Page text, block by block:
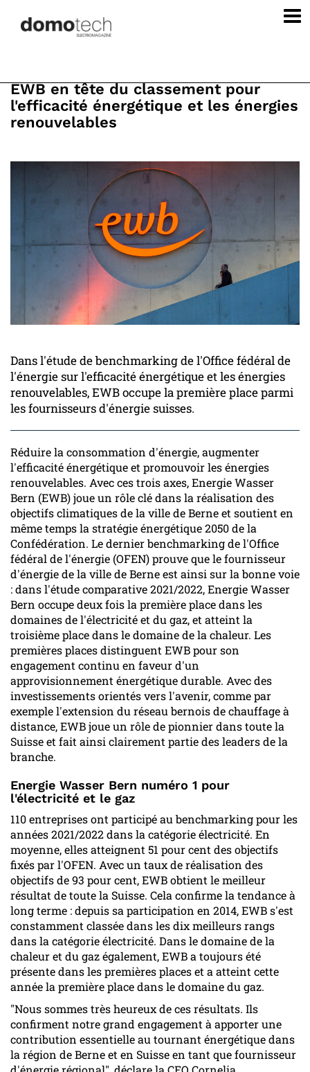
EWB en tête du classement pour
l'efficacité énergétique et les énergies
renouvelables
Dans l'étude de benchmarking de l'Office fédéral de
l'énergie sur l'efficacité énergétique et les énergies
renouvelables, EWB occupe la première place parmi
les fournisseurs d'énergie suisses.
Réduire la consommation d'énergie, augmenter
l'efficacité énergétique et promouvoir les énergies
renouvelables. Avec ces trois axes, Energie Wasser
Bern (EWB) joue un rôle clé dans la réalisation des
objectifs climatiques de la ville de Berne et soutient en
même temps la stratégie énergétique 2050 de la
Confédération. Le dernier benchmarking de l'Office
fédéral de l'énergie (OFEN) prouve que le fournisseur
d'énergie de la ville de Berne est ainsi sur la bonne voie
: dans l'étude comparative 2021/2022, Energie Wasser
Bern occupe deux fois la première place dans les
domaines de l'électricité et du gaz, et atteint la
troisième place dans le domaine de la chaleur. Les
premières places distinguent EWB pour son
engagement continu en faveur d'un
approvisionnement énergétique durable. Avec des
investissements orientés vers l'avenir, comme par
exemple l'extension du réseau bernois de chauffage à
distance, EWB joue un rôle de pionnier dans toute la
Suisse et fait ainsi clairement partie des leaders de la
branche.
Energie Wasser Bern numéro 1 pour
l'électricité et le gaz
110 entreprises ont participé au benchmarking pour les
années 2021/2022 dans la catégorie électricité. En
moyenne, elles atteignent 51 pour cent des objectifs
fixés par l'OFEN. Avec un taux de réalisation des
objectifs de 93 pour cent, EWB obtient le meilleur
résultat de toute la Suisse. Cela confirme la tendance à
long terme : depuis sa participation en 2014, EWB s'est
constamment classée dans les dix meilleurs rangs
dans la catégorie électricité. Dans le domaine de la
chaleur et du gaz également, EWB a toujours été
présente dans les premières places et a atteint cette
année la première place dans le domaine du gaz.
"Nous sommes très heureux de ces résultats. Ils
confirment notre grand engagement à apporter une
contribution essentielle au tournant énergétique dans
la région de Berne et en Suisse en tant que fournisseur